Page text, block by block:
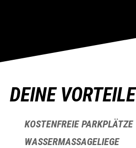
DEINE VORTEILE
KOSTENFREIE PARKPLÄTZE
WASSERMASSAGELIEGE